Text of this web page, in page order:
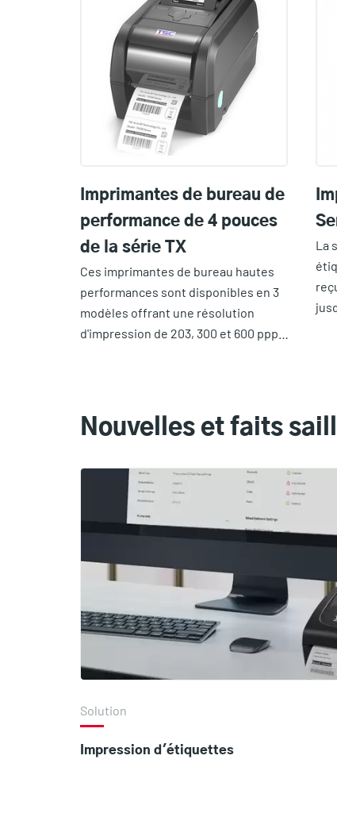
Imprimantes de bureau de
performance de 4 pouces
de la série TX
Ces imprimantes de bureau hautes
performances sont disponibles en 3
modèles offrant une résolution
d'impression de 203, 300 et 600 ppp…
La
Nouvelles et faits
Solution
Impression d'étiquettes